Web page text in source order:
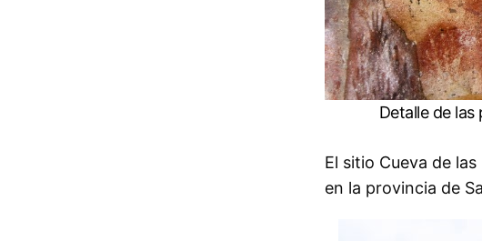
Detalle de las
El sitio Cueva de
en la provincia de